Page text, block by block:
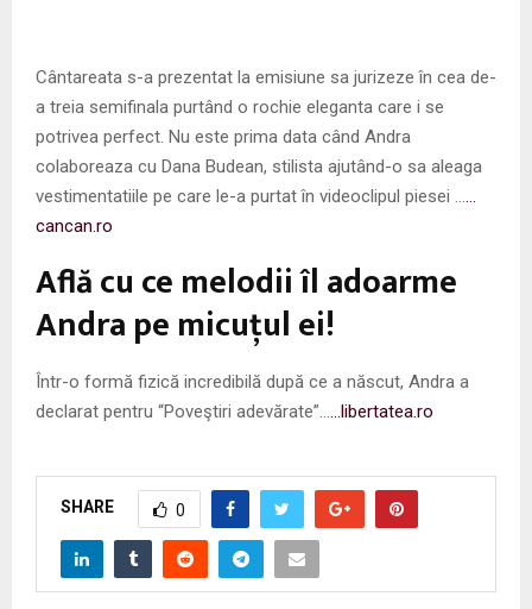
Cântareata s-a prezentat la emisiune sa jurizeze în cea de-
a treia semifinala purtând o rochie eleganta care i se
potrivea perfect. Nu este prima data când Andra
colaboreaza cu Dana Budean, stilista ajutând-o sa aleaga
vestimentatiile pe care le-a purtat în videoclipul piesei …
cancan.ro
Află cu ce melodii îl adoarme
Andra pe micuţul ei!
Într-o formă fizică incredibilă după ce a născut, Andra a
declarat pentru “Poveştiri adevărate”…
…libertatea.ro
SHARE 0